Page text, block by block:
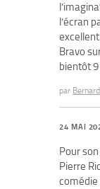
l’écran
Bravo
bientôt
par
24 MAI
Pour
Pierre
comédie